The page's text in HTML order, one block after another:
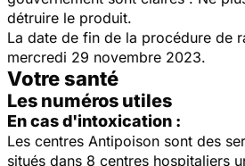
détruire le produit.
La date de fin de la procédure de
mercredi 29 novembre 2023.
Votre santé
Les numéros utiles
En cas d'intoxication :
Les centres Antipoison sont des
situés dans 8 centres hospitaliers